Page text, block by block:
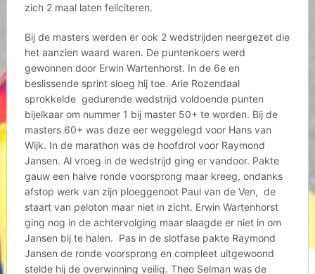
zich 2 maal laten feliciteren.
Bij de masters werden er ook 2 wedstrijden neergezet die
het aanzien waard waren. De puntenkoers werd
gewonnen door Erwin Wartenhorst. In de 6e en
beslissende sprint sloeg hij toe. Arie Rozendaal
sprokkelde gedurende wedstrijd voldoende punten
bijelkaar om nummer 1 bij master 50+ te worden. Bij de
masters 60+ was deze eer weggelegd voor Hans van
Wijk. In de marathon was de hoofdrol voor Raymond
Jansen. Al vroeg in de wedstrijd ging er vandoor. Pakte
gauw een halve ronde voorsprong maar kreeg, ondanks
afstop werk van zijn ploeggenoot Paul van de Ven, de
staart van peloton maar niet in zicht. Erwin Wartenhorst
ging nog in de achtervolging maar slaagde er niet in om
Jansen bij te halen. Pas in de slotfase pakte Raymond
Jansen de ronde voorsprong en compleet uitgewoond
stelde hij de overwinning veilig. Theo Selman was de